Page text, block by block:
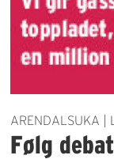
ARENDALSUKA |
Følg